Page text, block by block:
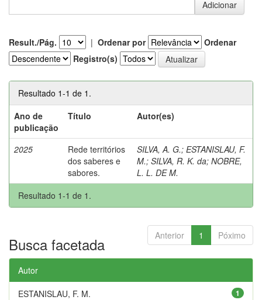
Result./Pág. | Ordenar por
Ordenar
Registro(s)
Resultado 1-1 de 1.
Ano de
publicação
Título Autor(es)
2025
Rede territórios
dos saberes e
sabores.
SILVA, A. G.; ESTANISLAU, F.
M.; SILVA, R. K. da; NOBRE,
L. L. DE M.
Resultado 1-1 de 1.
Anterior 1 Póximo
Busca facetada
Autor
1
ESTANISLAU, F. M.